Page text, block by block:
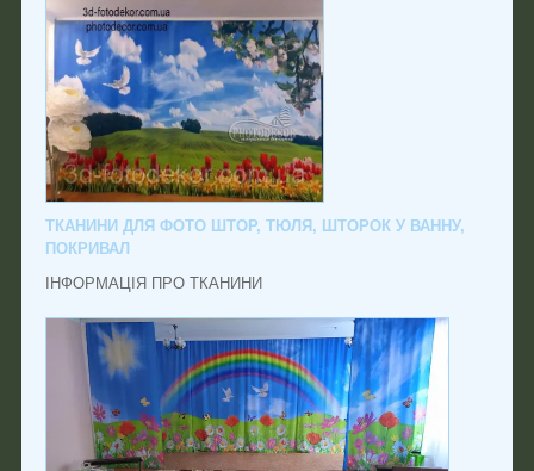
ТКАНИНИ ДЛЯ ФОТО ШТОР, ТЮЛЯ, ШТОРОК У ВАННУ,
ПОКРИВАЛ
ІНФОРМАЦІЯ ПРО ТКАНИНИ